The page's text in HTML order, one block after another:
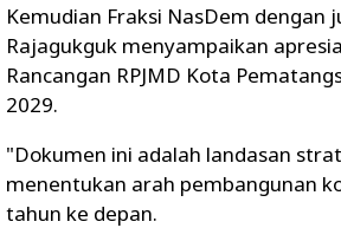
Kemudian Fraksi NasDem dengan
Rajagukguk menyampaikan
Rancangan RPJMD Kota
2029.
"Dokumen ini adalah landasan
menentukan arah pembangunan
tahun ke depan.